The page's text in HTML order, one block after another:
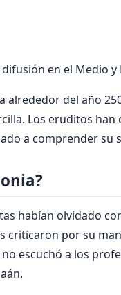
en el Medio
del año
Los eruditos han
a comprender su
habían olvidado
criticaron por su
escuchó a los